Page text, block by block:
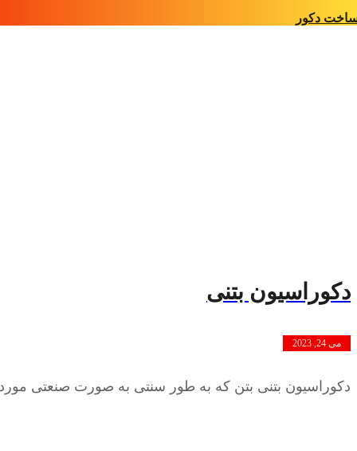
دکور
دکوراسیون بتنی
می 24, 2023
دکوراسیون بتنی بتن که به طور سنتی به صورت صنعتی